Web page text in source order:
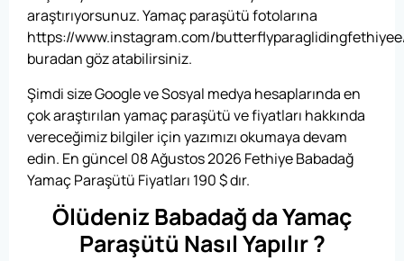
araştırıyorsunuz. Yamaç paraşütü fotolarına
https://www.instagram.com/
buradan göz atabilirsiniz.
Şimdi size Google ve Sosyal medya hesaplarında en
çok araştırılan yamaç paraşütü ve fiyatları hakkında
vereceğimiz bilgiler için yazımızı okumaya devam
edin. En güncel 08 Ağustos 2026 Fethiye Babadağ
Yamaç Paraşütü Fiyatları 190$dır.
Ölüdeniz Babadağ da Yamaç
Paraşütü Nasıl Yapılır ?